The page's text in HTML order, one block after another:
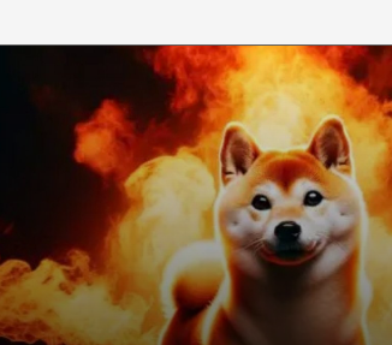
BITCOIN HABERLERI